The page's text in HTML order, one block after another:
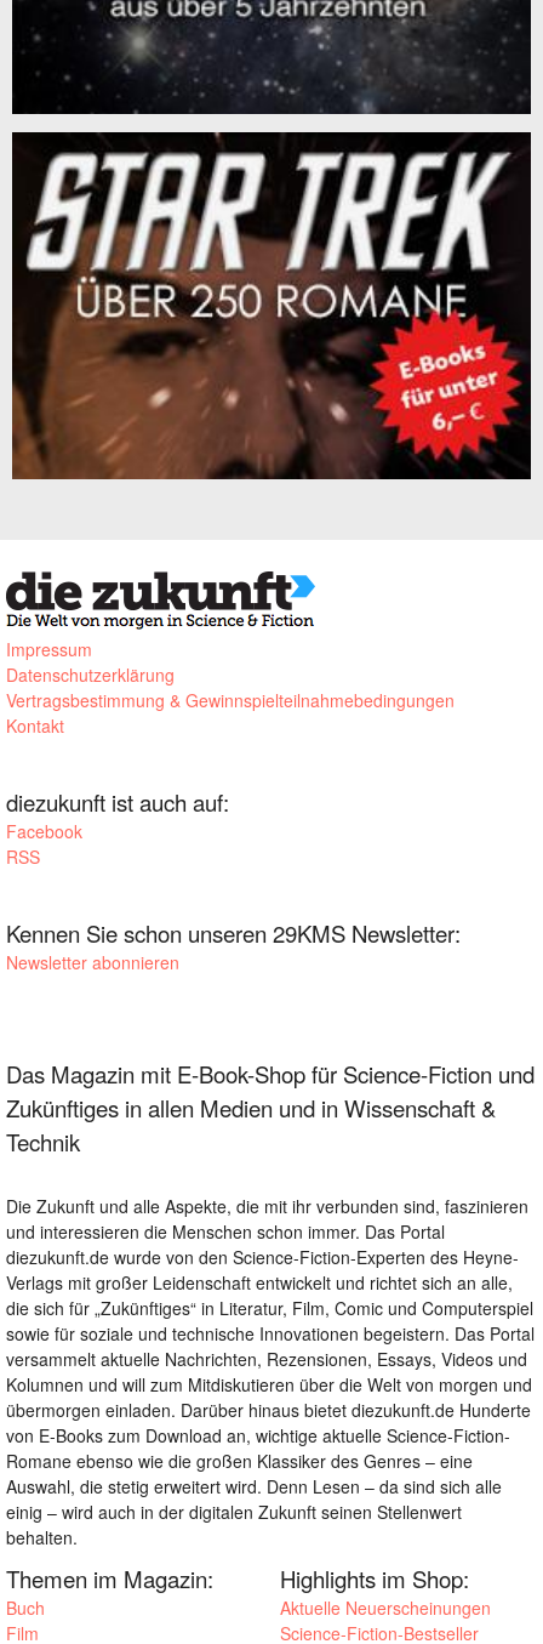
Impressum
Datenschutzerklärung
Vertragsbestimmung & Gewinnspielteilnahmebedingungen
Kontakt
diezukunft ist auch auf:
Facebook
RSS
Kennen Sie schon unseren 29KMS Newsletter:
Newsletter abonnieren
Das Magazin mit E-Book-Shop für Science-Fiction und
Zukünftiges in allen Medien und in Wissenschaft &
Technik
Die Zukunft und alle Aspekte, die mit ihr verbunden sind, faszinieren
und interessieren die Menschen schon immer. Das Portal
diezukunft.de wurde von den Science-Fiction-Experten des Heyne-
Verlags mit großer Leidenschaft entwickelt und richtet sich an alle,
die sich für „Zukünftiges“ in Literatur, Film, Comic und Computerspiel
sowie für soziale und technische Innovationen begeistern. Das Portal
versammelt aktuelle Nachrichten, Rezensionen, Essays, Videos und
Kolumnen und will zum Mitdiskutieren über die Welt von morgen und
übermorgen einladen. Darüber hinaus bietet diezukunft.de Hunderte
von E-Books zum Download an, wichtige aktuelle Science-Fiction-
Romane ebenso wie die großen Klassiker des Genres – eine
Auswahl, die stetig erweitert wird. Denn Lesen – da sind sich alle
einig – wird auch in der digitalen Zukunft seinen Stellenwert
behalten.
Themen im Magazin:
Buch
Film
Highlights im Shop:
Aktuelle Neuerscheinungen
Science-Fiction-Bestseller